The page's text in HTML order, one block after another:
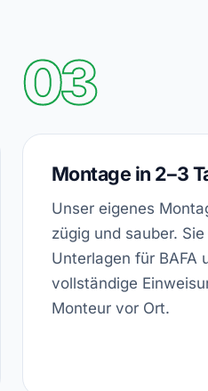
03
Montage in 2–3
Unser eigenes
zügig und sauber.
Unterlagen für BAFA
vollständige
Monteur vor Ort.